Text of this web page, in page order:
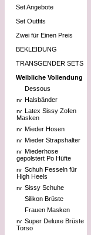
Set Angebote
Set Outfits
Zwei für Einen Preis
BEKLEIDUNG
TRANSGENDER SETS
Weibliche Vollendung
Dessous
Halsbänder
Latex Sissy Zofen
Masken
Mieder Hosen
Mieder Strapshalter
Miederhose
gepolstert Po Hüfte
Schuh Fesseln für
High Heels
Sissy Schuhe
Silikon Brüste
Frauen Masken
Super Deluxe Brüste
Torso